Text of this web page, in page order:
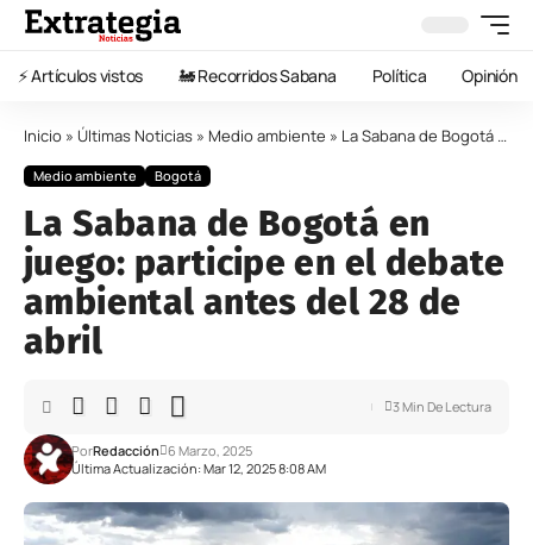
⚡️ Artículos vistos 🚂 Recorridos Sabana Política Opinión
Inicio » Últimas Noticias » Medio ambiente » La Sabana de Bogotá en juego: participe en el debate ambiental antes del 28 de abril
Medio ambiente Bogotá
La Sabana de Bogotá en
juego: participe en el debate
ambiental antes del 28 de
abril
Última Actualización: Mar 12, 2025 8:08 AM
PorRedacción 6 Marzo, 2025
3 Min De Lectura